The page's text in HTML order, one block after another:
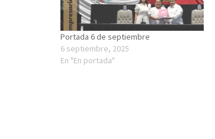
Portada 6 de septiembre
6 septiembre, 2025
En "En portada"